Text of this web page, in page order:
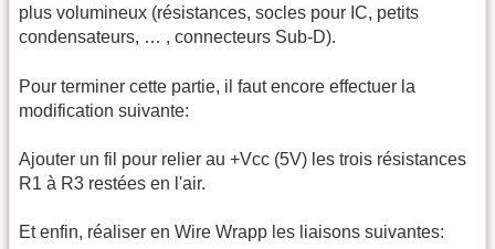
plus volumineux (résistances, socles pour IC, petits
condensateurs, … , connecteurs Sub-D).
Pour terminer cette partie, il faut encore effectuer la
modification suivante:
Ajouter un fil pour relier au +Vcc (5V) les trois résistances
R1 à R3 restées en l'air.
Et enfin, réaliser en Wire Wrapp les liaisons suivantes: